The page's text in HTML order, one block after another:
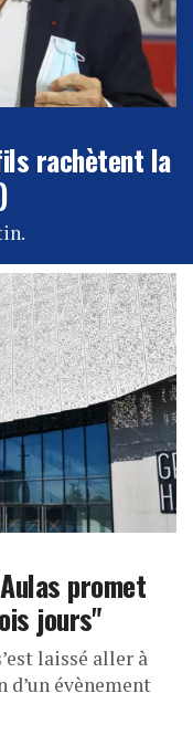
rachètent la
promet
jours"
laissé aller à
d’un évènement